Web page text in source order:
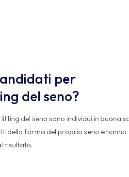
per
del seno?
del seno sono individui in buona
della forma del proprio seno e hanno
risultato.